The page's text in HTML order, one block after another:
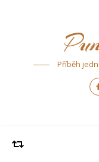
Příběh